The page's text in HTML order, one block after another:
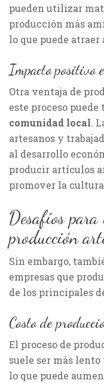
pueden utilizar
producción más
lo que puede atraer
Impacto positivo
Otra ventaja de
este proceso puede
comunidad local.
artesanos y
al desarrollo
producir artículos
promover la
Desafíos para
producción
Sin embargo,
empresas que
de los principales
Costo de
El proceso de
suele ser más
lo que puede